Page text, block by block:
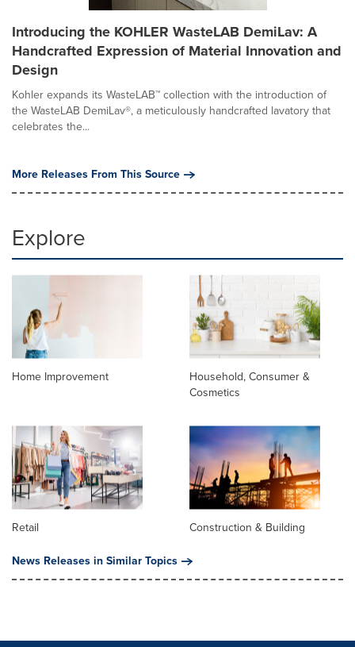
Introducing the KOHLER WasteLAB DemiLav: A
Handcrafted Expression of Material Innovation and
Design
Kohler expands its WasteLAB™ collection with the introduction of
the WasteLAB DemiLav®, a meticulously handcrafted lavatory that
celebrates the...
More Releases From This Source
Explore
Home Improvement
Household, Consumer &
Cosmetics
Retail
Construction & Building
News Releases in Similar Topics